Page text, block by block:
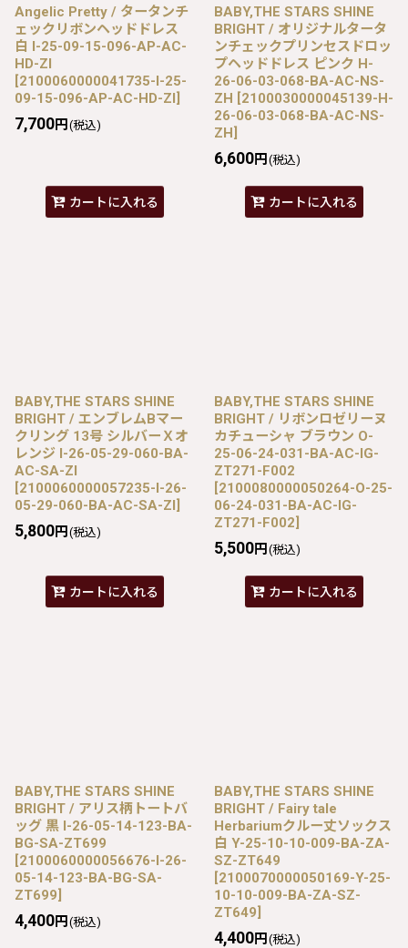
Angelic Pretty / タータンチ
ェックリボンヘッドドレス
白 I-25-09-15-096-AP-AC-
HD-ZI
[2100060000041735-I-25-
09-15-096-AP-AC-HD-ZI]
7,700円 (税込)
カートに入れる
BABY,THE STARS SHINE
BRIGHT / オリジナルタータ
ンチェックプリンセスドロッ
プヘッドドレス ピンク H-
26-06-03-068-BA-AC-NS-
ZH [2100030000045139-H-
26-06-03-068-BA-AC-NS-
ZH]
6,600円 (税込)
カートに入れる
BABY,THE STARS SHINE
BRIGHT / エンブレムBマー
クリング 13号 シルバーＸオ
レンジ I-26-05-29-060-BA-
AC-SA-ZI
[2100060000057235-I-26-
05-29-060-BA-AC-SA-ZI]
5,800円 (税込)
カートに入れる
BABY,THE STARS SHINE
BRIGHT / リボンロゼリーヌ
カチューシャ ブラウン O-
25-06-24-031-BA-AC-IG-
ZT271-F002
[2100080000050264-O-25-
06-24-031-BA-AC-IG-
ZT271-F002]
5,500円 (税込)
カートに入れる
BABY,THE STARS SHINE
BRIGHT / アリス柄トートバ
ッグ 黒 I-26-05-14-123-BA-
BG-SA-ZT699
[2100060000056676-I-26-
05-14-123-BA-BG-SA-
ZT699]
4,400円 (税込)
BABY,THE STARS SHINE
BRIGHT / Fairy tale
Herbariumクルー丈ソックス
白 Y-25-10-10-009-BA-ZA-
SZ-ZT649
[2100070000050169-Y-25-
10-10-009-BA-ZA-SZ-
ZT649]
4,400円 (税込)